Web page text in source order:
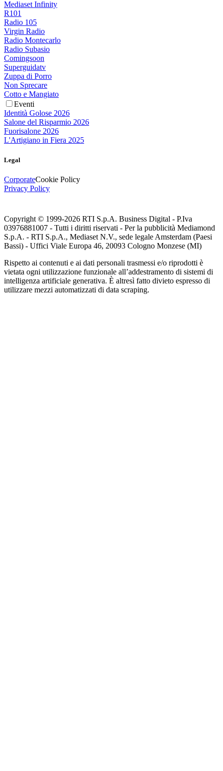
Mediaset Infinity
R101
Radio 105
Virgin Radio
Radio Montecarlo
Radio Subasio
Comingsoon
Superguidatv
Zuppa di Porro
Non Sprecare
Cotto e Mangiato
Eventi
Identità Golose 2026
Salone del Risparmio 2026
Fuorisalone 2026
L'Artigiano in Fiera 2025
Legal
CorporateCookie Policy
Privacy Policy
Copyright © 1999-2026 RTI S.p.A. Business Digital - P.Iva
03976881007 - Tutti i diritti riservati - Per la pubblicità Mediamond
S.p.A. - RTI S.p.A., Mediaset N.V., sede legale Amsterdam (Paesi
Bassi) - Uffici Viale Europa 46, 20093 Cologno Monzese (MI)
Rispetto ai contenuti e ai dati personali trasmessi e/o riprodotti è
vietata ogni utilizzazione funzionale all’addestramento di sistemi di
intelligenza artificiale generativa. È altresì fatto divieto espresso di
utilizzare mezzi automatizzati di data scraping.